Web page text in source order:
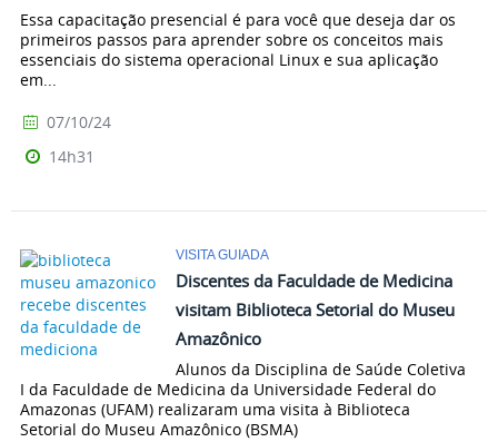
Essa capacitação presencial é para você que deseja dar os
primeiros passos para aprender sobre os conceitos mais
essenciais do sistema operacional Linux e sua aplicação
em...
07/10/24
14h31
VISITA GUIADA
Discentes da Faculdade de Medicina
visitam Biblioteca Setorial do Museu
Amazônico
Alunos da Disciplina de Saúde Coletiva
I da Faculdade de Medicina da Universidade Federal do
Amazonas (UFAM) realizaram uma visita à Biblioteca
Setorial do Museu Amazônico (BSMA)